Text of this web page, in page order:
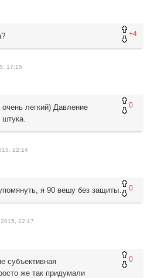
+4
17:15
0
легкий) Давление
22:14
0
я 90 вешу без защиты…
22:17
0
субъективная
же так придумали